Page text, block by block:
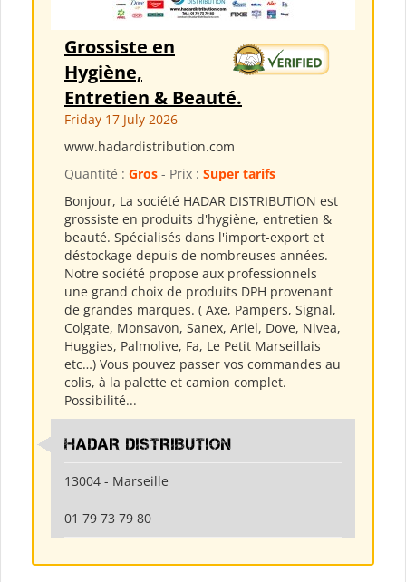
Grossiste en
Hygiène,
Entretien & Beauté.
Friday 17 July 2026
www.hadardistribution.com
Quantité : Gros - Prix : Super tarifs
Bonjour, La société HADAR DISTRIBUTION est
grossiste en produits d'hygiène, entretien &
beauté. Spécialisés dans l'import-export et
déstockage depuis de nombreuses années.
Notre société propose aux professionnels
une grand choix de produits DPH provenant
de grandes marques. ( Axe, Pampers, Signal,
Colgate, Monsavon, Sanex, Ariel, Dove, Nivea,
Huggies, Palmolive, Fa, Le Petit Marseillais
etc…) Vous pouvez passer vos commandes au
colis, à la palette et camion complet.
Possibilité...
HADAR DISTRIBUTION
13004 - Marseille
01 79 73 79 80